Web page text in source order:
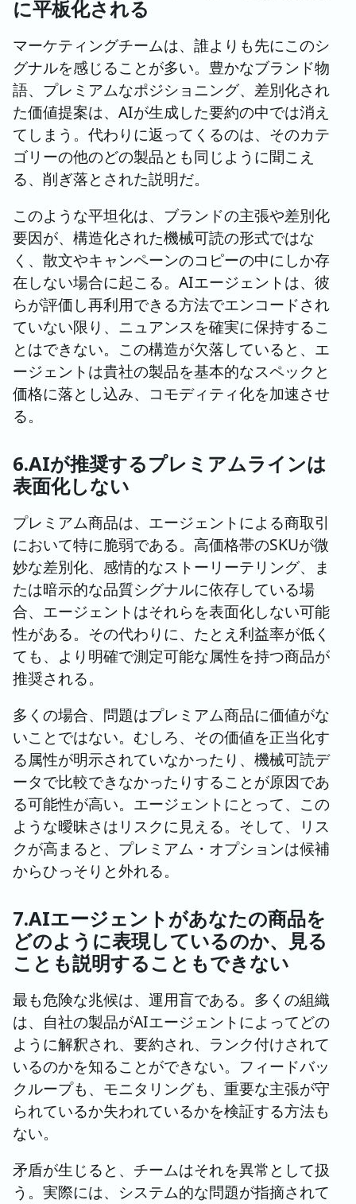
に平板化される
マーケティングチームは、誰よりも先にこのシ
グナルを感じることが多い。豊かなブランド物
語、プレミアムなポジショニング、差別化され
た価値提案は、AIが生成した要約の中では消え
てしまう。代わりに返ってくるのは、そのカテ
ゴリーの他のどの製品とも同じように聞こえ
る、削ぎ落とされた説明だ。
このような平坦化は、ブランドの主張や差別化
要因が、構造化された機械可読の形式ではな
く、散文やキャンペーンのコピーの中にしか存
在しない場合に起こる。AIエージェントは、彼
らが評価し再利用できる方法でエンコードされ
ていない限り、ニュアンスを確実に保持するこ
とはできない。この構造が欠落していると、エ
ージェントは貴社の製品を基本的なスペックと
価格に落とし込み、コモディティ化を加速させ
る。
6.AIが推奨するプレミアムラインは
表面化しない
プレミアム商品は、エージェントによる商取引
において特に脆弱である。高価格帯のSKUが微
妙な差別化、感情的なストーリーテリング、ま
たは暗示的な品質シグナルに依存している場
合、エージェントはそれらを表面化しない可能
性がある。その代わりに、たとえ利益率が低く
ても、より明確で測定可能な属性を持つ商品が
推奨される。
多くの場合、問題はプレミアム商品に価値がな
いことではない。むしろ、その価値を正当化す
る属性が明示されていなかったり、機械可読デ
ータで比較できなかったりすることが原因であ
る可能性が高い。エージェントにとって、この
ような曖昧さはリスクに見える。そして、リス
クが高まると、プレミアム・オプションは候補
からひっそりと外れる。
7.AIエージェントがあなたの商品を
どのように表現しているのか、見る
ことも説明することもできない
最も危険な兆候は、運用盲である。多くの組織
は、自社の製品がAIエージェントによってどの
ように解釈され、要約され、ランク付けされて
いるのかを知ることができない。フィードバッ
クループも、モニタリングも、重要な主張が守
られているか失われているかを検証する方法も
ない。
矛盾が生じると、チームはそれを異常として扱
う。実際には、システム的な問題が指摘されて